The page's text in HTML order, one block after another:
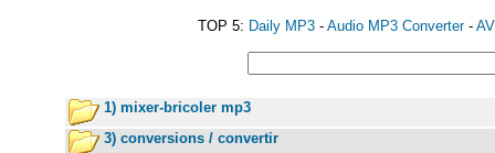
TOP 5: Daily MP3 - Audio MP3 Converter-
1) mixer-bricoler mp3
3) conversions / convertir